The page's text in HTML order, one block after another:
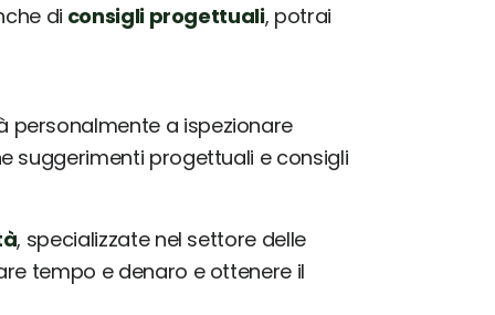
di consigli progettuali, potrai
personalmente a ispezionare
suggerimenti progettuali e consigli
, specializzate nel settore delle
tempo e denaro e ottenere il